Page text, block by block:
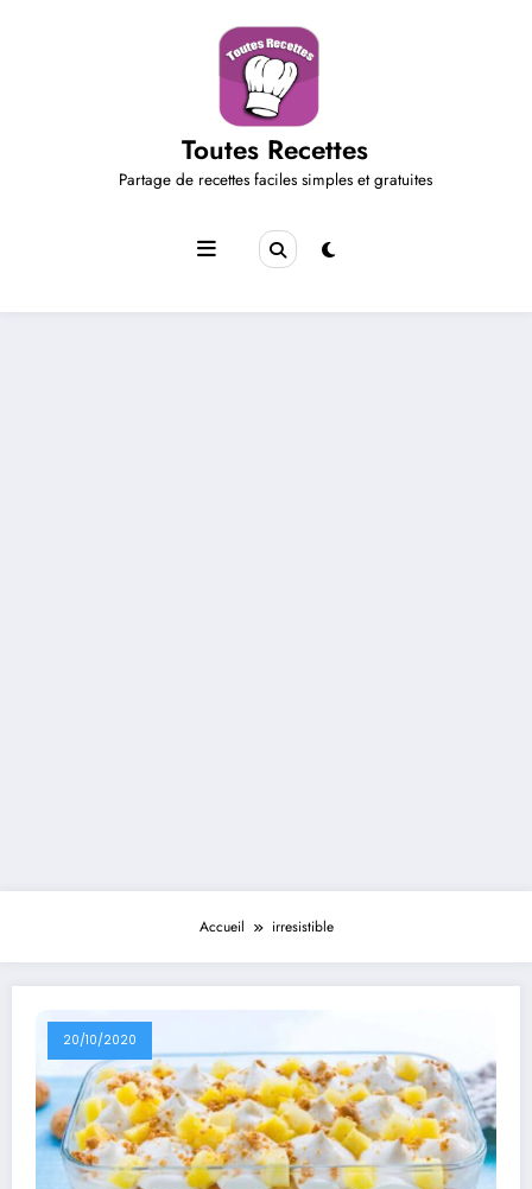
Toutes Recettes
Partage de recettes faciles simples et gratuites
Accueil irresistible
20/10/2020